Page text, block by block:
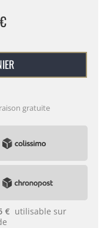
€
gratuite
€ utilisable sur